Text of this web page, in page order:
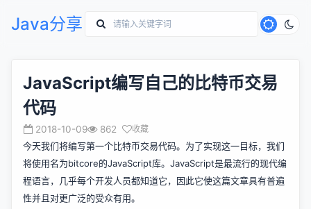
Java分享
JavaScript编写自己的比特币交易
代码
2018-10-09 862 收藏
今天我们将编写第一个比特币交易代码。为了实现这一目标，我们
将使用名为bitcore的JavaScript库。JavaScript是最流行的现代编
程语言，几乎每个开发人员都知道它，因此它使这篇文章具有普遍
性并且对更广泛的受众有用。